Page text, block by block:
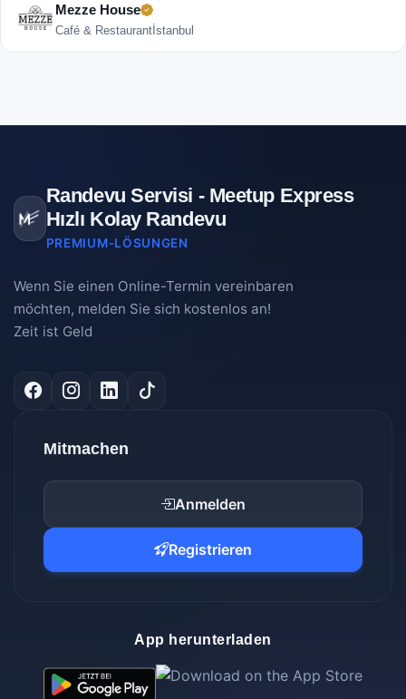
Mezze House
Café & Restaurant İstanbul
Randevu Servisi - Meetup Express
Hızlı Kolay Randevu
PREMIUM-LÖSUNGEN
Wenn Sie einen Online-Termin vereinbaren
möchten, melden Sie sich kostenlos an!
Zeit ist Geld
Mitmachen
Anmelden
Registrieren
App herunterladen